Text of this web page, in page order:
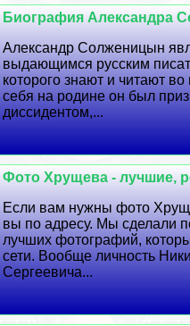
Биография Александра
Александр Солженицын
выдающимся русским
которого знают и читают
себя на родине он был
диссидентом,...
Фото Хрущева - лучшие,
Если вам нужны фото
вы по адресу. Мы сделали
лучших фотографий,
сети. Вообще личность
Сергеевича...